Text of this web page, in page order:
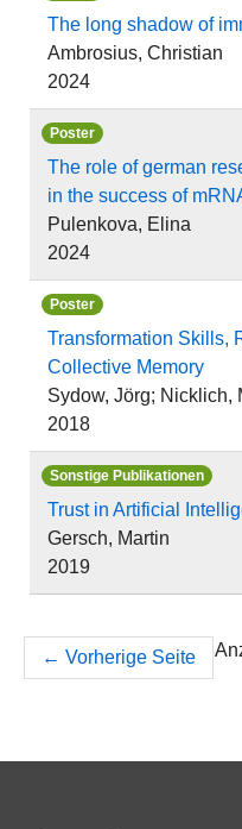
The long shadow of
Ambrosius, Christian
2024
Poster
The role of german
in the success of
Pulenkova, Elina
2024
Poster
Transformation Skills,
Collective Memory
Sydow, Jörg; Nicklich,
2018
Sonstige Publikationen
Trust in Artificial
Gersch, Martin
2019
← Vorherige Seite